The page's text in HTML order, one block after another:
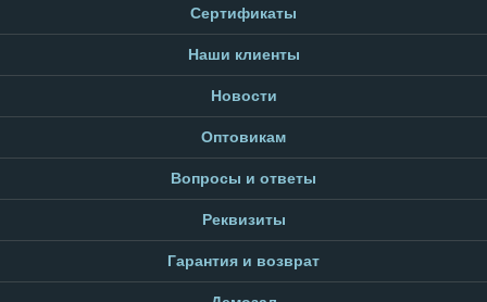
Сертификаты
Наши клиенты
Новости
Оптовикам
Вопросы и ответы
Реквизиты
Гарантия и возврат